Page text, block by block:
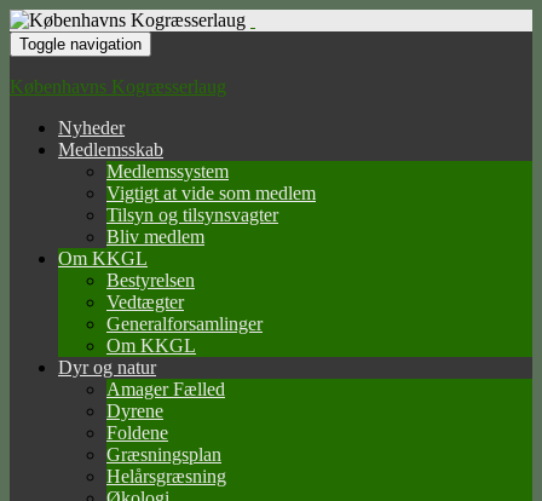
Toggle navigation
Københavns Kogræsserlaug
Nyheder
Medlemsskab
Medlemssystem
Vigtigt at vide som medlem
Tilsyn og tilsynsvagter
Bliv medlem
Om KKGL
Bestyrelsen
Vedtægter
Generalforsamlinger
Om KKGL
Dyr og natur
Amager Fælled
Dyrene
Foldene
Græsningsplan
Helårsgræsning